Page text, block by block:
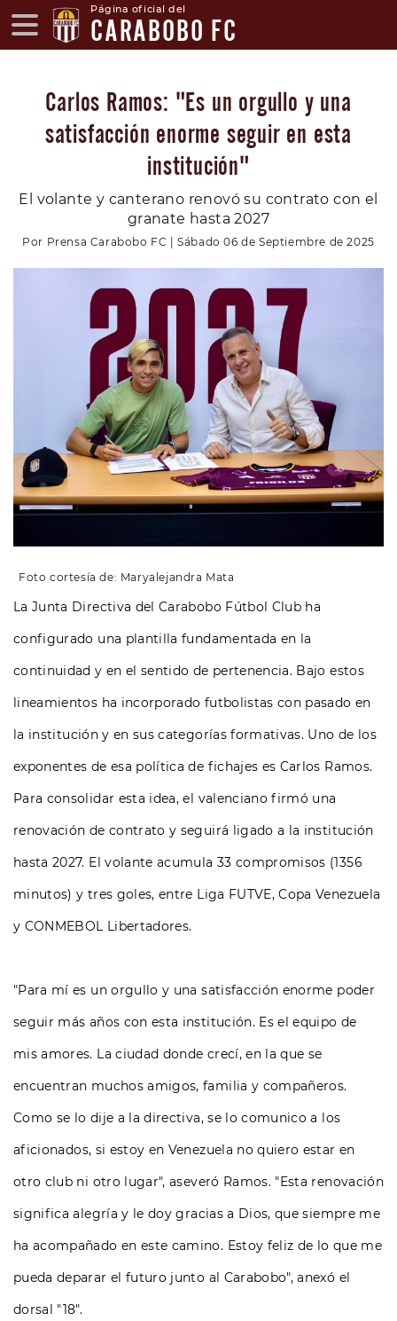
Página oficial del
CARABOBO FC
Carlos Ramos: "Es un orgullo y una
satisfacción enorme seguir en esta
institución"
El volante y canterano renovó su contrato con el
granate hasta 2027
Por Prensa Carabobo FC | Sábado 06 de Septiembre de 2025
Foto cortesía de: Maryalejandra Mata
La Junta Directiva del Carabobo Fútbol Club ha
configurado una plantilla fundamentada en la
continuidad y en el sentido de pertenencia. Bajo estos
lineamientos ha incorporado futbolistas con pasado en
la institución y en sus categorías formativas. Uno de los
exponentes de esa política de fichajes es Carlos Ramos.
Para consolidar esta idea, el valenciano firmó una
renovación de contrato y seguirá ligado a la institución
hasta 2027. El volante acumula 33 compromisos (1356
minutos) y tres goles, entre Liga FUTVE, Copa Venezuela
y CONMEBOL Libertadores.
"Para mí es un orgullo y una satisfacción enorme poder
seguir más años con esta institución. Es el equipo de
mis amores. La ciudad donde crecí, en la que se
encuentran muchos amigos, familia y compañeros.
Como se lo dije a la directiva, se lo comunico a los
aficionados, si estoy en Venezuela no quiero estar en
otro club ni otro lugar", aseveró Ramos. "Esta renovación
significa alegría y le doy gracias a Dios, que siempre me
ha acompañado en este camino. Estoy feliz de lo que me
pueda deparar el futuro junto al Carabobo", anexó el
dorsal "18".